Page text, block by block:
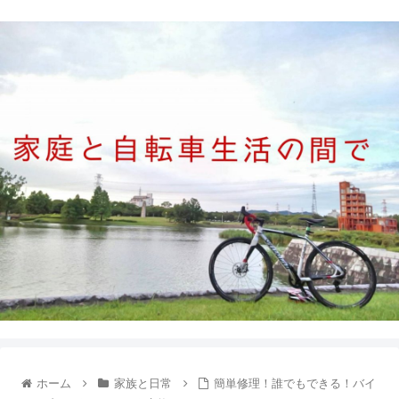
ホーム 家族と日常
簡単修理！誰でもできる！バイ